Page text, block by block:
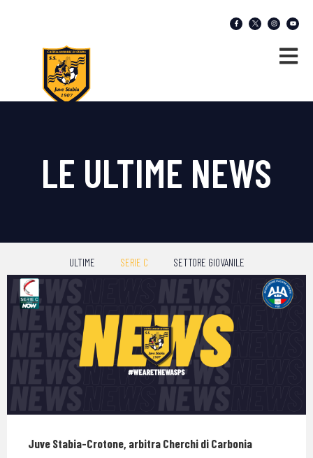
LE ULTIME NEWS
ULTIME SERIE C SETTORE GIOVANILE
Juve Stabia-Crotone, arbitra Cherchi di Carbonia